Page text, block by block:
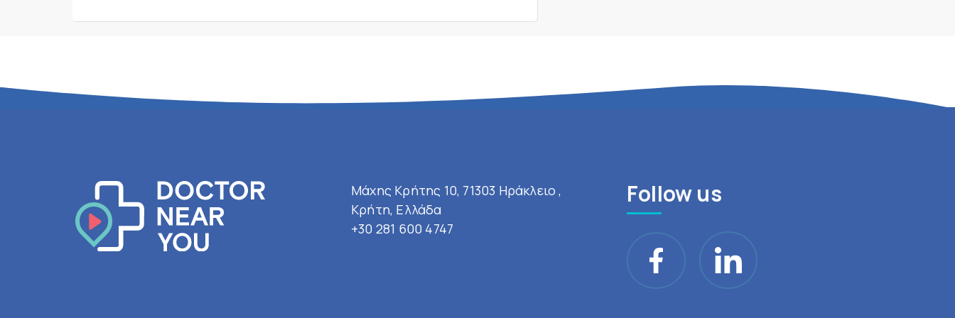
Μάχης Κρήτης 10, 71303 Ηράκλειο ,
Κρήτη, Ελλάδα
+30 281 600 4747
Follow us